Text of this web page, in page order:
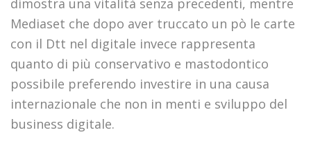
dimostra una vitalità senza precedenti, mentre
Mediaset che dopo aver truccato un pò le carte
con il Dtt nel digitale invece rappresenta
quanto di più conservativo e mastodontico
possibile preferendo investire in una causa
internazionale che non in menti e sviluppo del
business digitale.